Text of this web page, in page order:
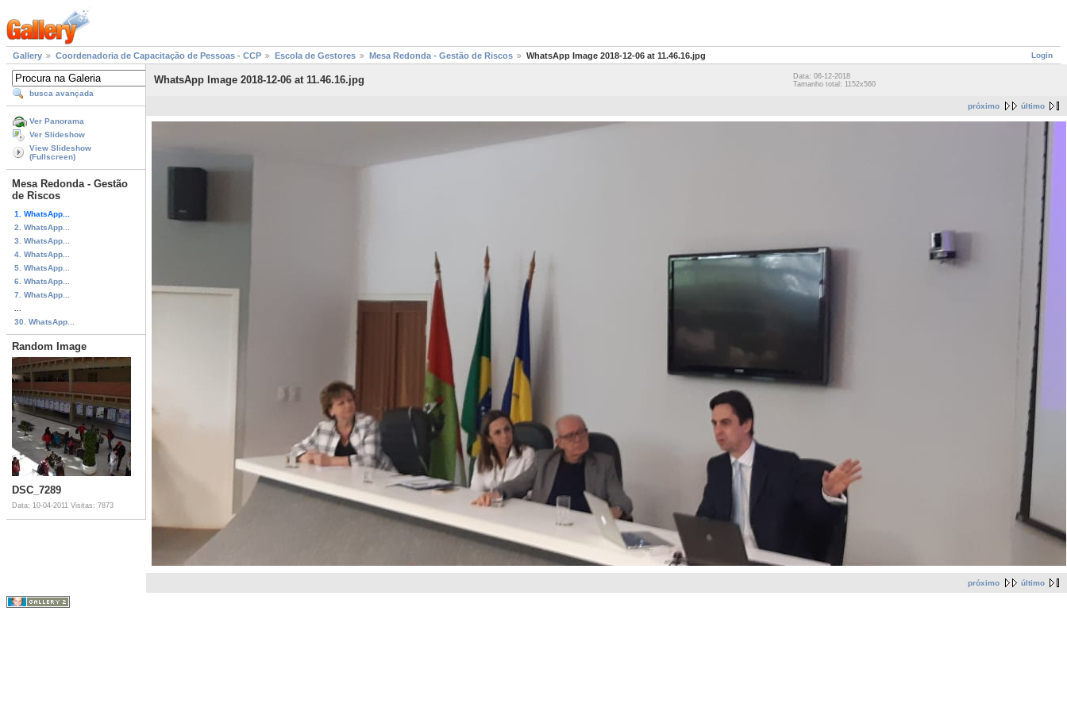
Login
Gallery Coordenadoria de Capacitação de Pessoas - CCP Escola de Gestores Mesa Redonda - Gestão de Riscos WhatsApp Image 2018-12-06 at 11.46.16.jpg
busca avançada
Ver Panorama
Ver Slideshow
View Slideshow
(Fullscreen)
Mesa Redonda - Gestão
de Riscos
1. WhatsApp...
2. WhatsApp...
3. WhatsApp...
4. WhatsApp...
5. WhatsApp...
6. WhatsApp...
7. WhatsApp...
30. WhatsApp...
Random Image
DSC_7289
Data: 10-04-2011 Visitas: 7873
WhatsApp Image 2018-12-06 at 11.46.16.jpg
Data: 06-12-2018
Tamanho total: 1152x560
próximo último
próximo último